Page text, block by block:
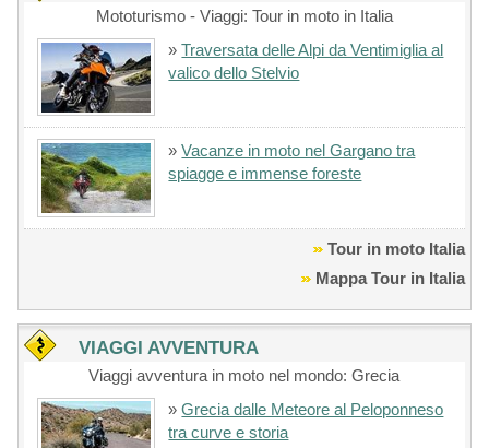
Mototurismo - Viaggi: Tour in moto in Italia
»Traversata delle Alpi da Ventimiglia al
valico dello Stelvio
»Vacanze in moto nel Gargano tra
spiagge e immense foreste
Tour in moto Italia
Mappa Tour in Italia
VIAGGI AVVENTURA
Viaggi avventura in moto nel mondo: Grecia
»Grecia dalle Meteore al Peloponneso
tra curve e storia